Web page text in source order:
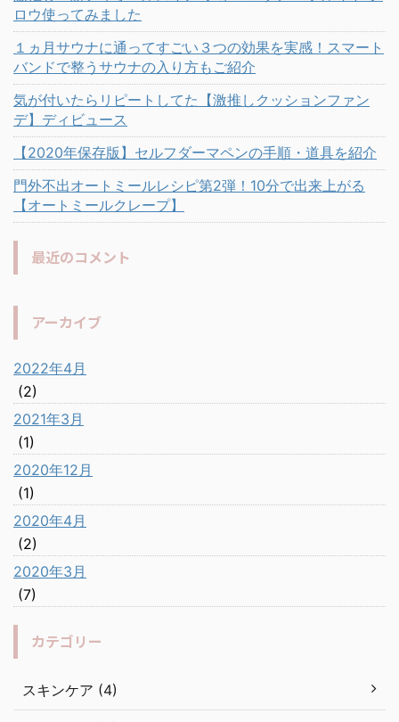
ロウ使ってみました
１ヵ月サウナに通ってすごい３つの効果を実感！スマート
バンドで整うサウナの入り方もご紹介
気が付いたらリピートしてた【激推しクッションファン
デ】ディビュース
【2020年保存版】セルフダーマペンの手順・道具を紹介
門外不出オートミールレシピ第2弾！10分で出来上がる
【オートミールクレープ】
最近のコメント
アーカイブ
2022年4月
(2)
2021年3月
(1)
2020年12月
(1)
2020年4月
(2)
2020年3月
(7)
カテゴリー
スキンケア (4)